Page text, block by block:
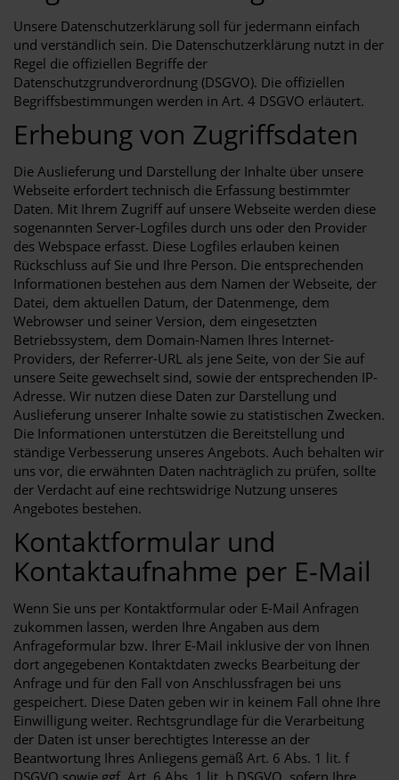
Unsere Datenschutzerklärung soll für jedermann einfach
und verständlich sein. Die Datenschutzerklärung nutzt in der
Regel die offiziellen Begriffe der
Datenschutzgrundverordnung (DSGVO). Die offiziellen
Begriffsbestimmungen werden in Art. 4 DSGVO erläutert.
Erhebung von Zugriffsdaten
Die Auslieferung und Darstellung der Inhalte über unsere
Webseite erfordert technisch die Erfassung bestimmter
Daten. Mit Ihrem Zugriff auf unsere Webseite werden diese
sogenannten Server-Logfiles durch uns oder den Provider
des Webspace erfasst. Diese Logfiles erlauben keinen
Rückschluss auf Sie und Ihre Person. Die entsprechenden
Informationen bestehen aus dem Namen der Webseite, der
Datei, dem aktuellen Datum, der Datenmenge, dem
Webrowser und seiner Version, dem eingesetzten
Betriebssystem, dem Domain-Namen Ihres Internet-
Providers, der Referrer-URL als jene Seite, von der Sie auf
unsere Seite gewechselt sind, sowie der entsprechenden IP-
Adresse. Wir nutzen diese Daten zur Darstellung und
Auslieferung unserer Inhalte sowie zu statistischen Zwecken.
Die Informationen unterstützen die Bereitstellung und
ständige Verbesserung unseres Angebots. Auch behalten wir
uns vor, die erwähnten Daten nachträglich zu prüfen, sollte
der Verdacht auf eine rechtswidrige Nutzung unseres
Angebotes bestehen.
Kontaktformular und
Kontaktaufnahme per E-Mail
Wenn Sie uns per Kontaktformular oder E-Mail Anfragen
zukommen lassen, werden Ihre Angaben aus dem
Anfrageformular bzw. Ihrer E-Mail inklusive der von Ihnen
dort angegebenen Kontaktdaten zwecks Bearbeitung der
Anfrage und für den Fall von Anschlussfragen bei uns
gespeichert. Diese Daten geben wir in keinem Fall ohne Ihre
Einwilligung weiter. Rechtsgrundlage für die Verarbeitung
der Daten ist unser berechtigtes Interesse an der
Beantwortung Ihres Anliegens gemäß Art. 6 Abs. 1 lit. f
DSGVO sowie ggf. Art. 6 Abs. 1 lit. b DSGVO, sofern Ihre